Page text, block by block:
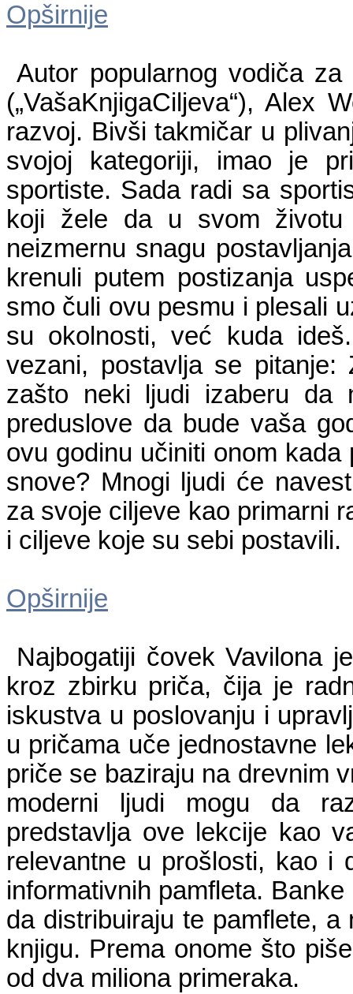
Opširnije
Autor popularnog vodiča za
(„VašaKnjigaCiljeva“), Alex
razvoj. Bivši takmičar u
svojoj kategoriji, imao je
sportiste. Sada radi sa
koji žele da u svom životu
neizmernu snagu
krenuli putem postizanja
smo čuli ovu pesmu i plesali
su okolnosti, već kuda
vezani, postavlja se
zašto neki ljudi izaberu da
preduslove da bude vaša
ovu godinu učiniti onom
snove? Mnogi ljudi će
za svoje ciljeve kao primarni
i ciljeve koje su sebi postavili.
Opširnije
Najbogatiji čovek Vavilona
kroz zbirku priča, čija je
iskustva u poslovanju i
u pričama uče jednostavne
priče se baziraju na drevnim
moderni ljudi mogu da
predstavlja ove lekcije kao
relevantne u prošlosti, kao i
informativnih pamfleta.
da distribuiraju te pamflete,
knjigu. Prema onome što
od dva miliona primeraka.